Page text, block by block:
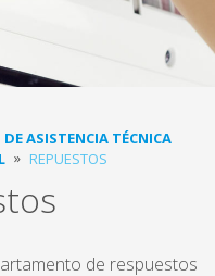
DE ASISTENCIA TÉCNICA
REPUESTOS
de respuestos